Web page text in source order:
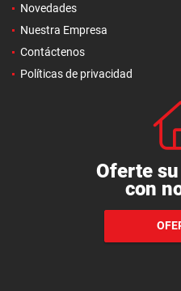
Novedades
Nuestra Empresa
Contáctenos
Políticas de privacidad
Oferte
con